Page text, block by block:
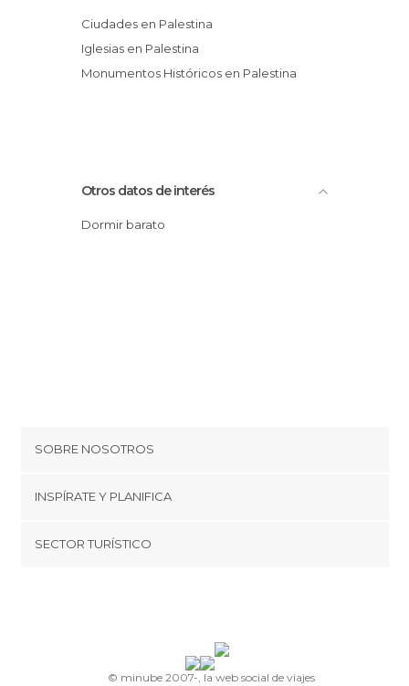
Ciudades en Palestina
Iglesias en Palestina
Monumentos Históricos en Palestina
Otros datos de interés
Dormir barato
SOBRE NOSOTROS
Cookies
Términos y condiciones
INSPÍRATE Y PLANIFICA
SECTOR TURÍSTICO
© minube 2007-, la web social de viajes